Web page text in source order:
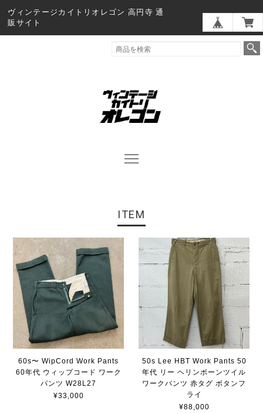
ヴィンテージカイトリオレゴン 高円寺 通
販サイト
ITEM
60s〜 WipCord Work Pants
60年代 ウィップコード ワーク
パンツ W28L27
¥33,000
50s Lee HBT Work Pants 50
年代 リー ヘリンボーンツイル
ワークパンツ 赤タグ ボタンフ
ライ
¥88,000